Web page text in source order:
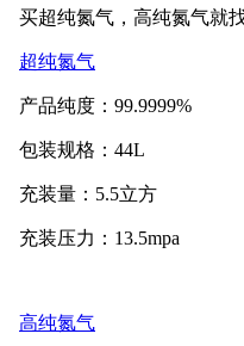
买超纯氮气，高纯氮气就
超纯氮气
产品纯度：99.9999%
包装规格：44L
充装量：5.5立方
充装压力：13.5mpa
高纯氮气